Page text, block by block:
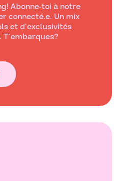
Abonne-toi à notre
connecté.e. Un mix
et d’exclusivités